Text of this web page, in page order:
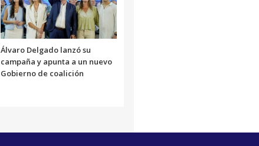
Álvaro Delgado lanzó su
campaña y apunta a un nuevo
Gobierno de coalición